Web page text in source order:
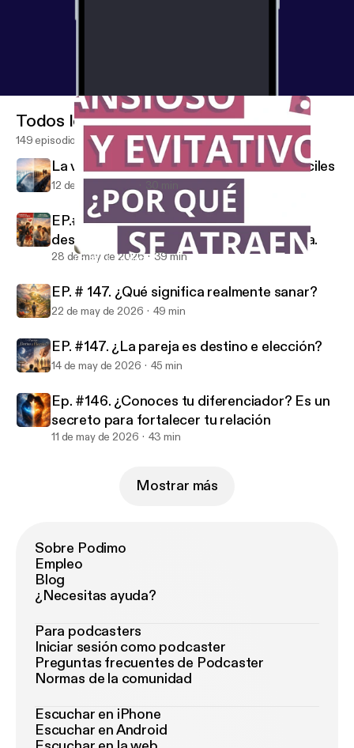
Ep. #142. La danza entre el apego evitativo y el ansioso
Todos los episodios
149 episodios
La verdad incómoda de las relaciones fáciles
12 de jun de 2026 30 min
EP.#148. La diferencia entre enamorarse
desde la prisa o vincularse desde la calma.
28 de may de 2026 39 min
EP. # 147. ¿Qué significa realmente sanar?
22 de may de 2026 49 min
EP. #147. ¿La pareja es destino e elección?
14 de may de 2026 45 min
Ep. #146. ¿Conoces tu diferenciador? Es un
secreto para fortalecer tu relación
11 de may de 2026 43 min
Mostrar más
Sobre Podimo
Empleo
Blog
¿Necesitas ayuda?
Para podcasters
Iniciar sesión como podcaster
Preguntas frecuentes de Podcaster
Normas de la comunidad
Escuchar en iPhone
Escuchar en Android